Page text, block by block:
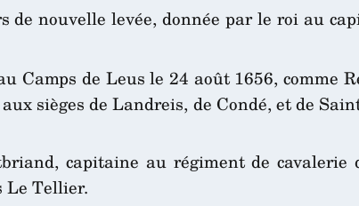
de nouvelle levée, donnée par le roi au
Camps de Leus le 24 août 1656,
sièges de Landreis, de Condé, et de
capitaine au régiment de
Le Tellier.